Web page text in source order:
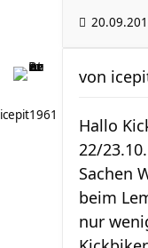
icepit1961
von
Hallo
22/
Sachen
beim
nur